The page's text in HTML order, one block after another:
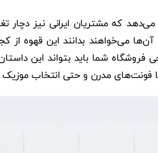
می‌خواهند بدانند این قهوه از